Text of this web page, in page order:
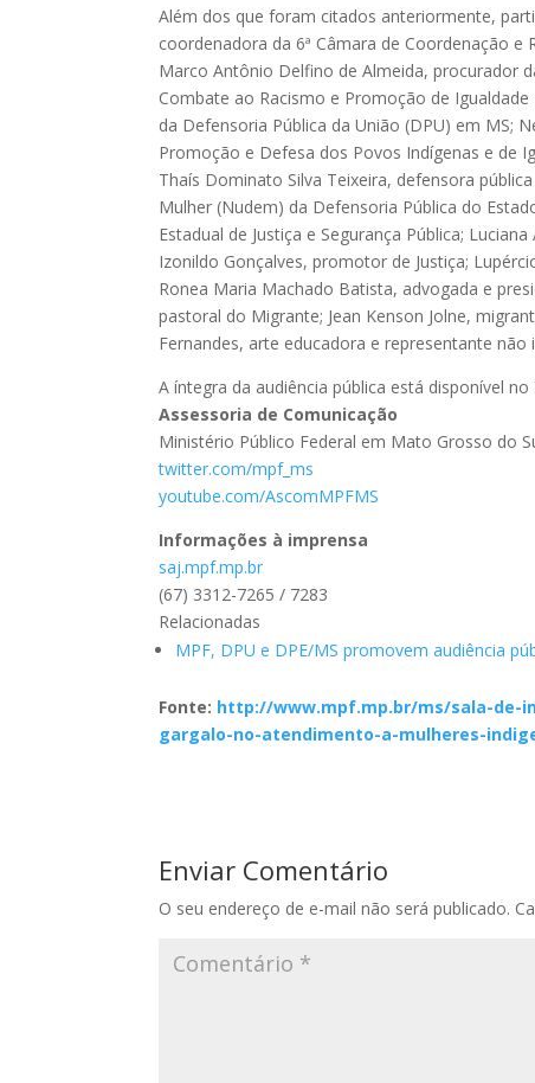
Além dos que foram citados anteriormente,
coordenadora da 6ª Câmara de Coordenação e
Marco Antônio Delfino de Almeida, procurador
Combate ao Racismo e Promoção de
da Defensoria Pública da União (DPU) em MS;
Promoção e Defesa dos Povos Indígenas e de
Thaís Dominato Silva Teixeira, defensora
Mulher (Nudem) da Defensoria Pública do
Estadual de Justiça e Segurança Pública;
Izonildo Gonçalves, promotor de Justiça;
Ronea Maria Machado Batista, advogada e
pastoral do Migrante; Jean Kenson Jolne,
Fernandes, arte educadora e representante não
A íntegra da audiência pública está disponível
Assessoria de Comunicação
Ministério Público Federal em Mato Grosso do
twitter.com/mpf_ms
youtube.com/AscomMPFMS
Informações à imprensa
saj.mpf.mp.br
(67) 3312-7265 / 7283
Relacionadas
MPF, DPU e DPE/MS promovem audiência
Fonte: http://www.mpf.mp.br/ms/sala-de-
gargalo-no-atendimento-a-mulheres-
Enviar Comentário
O seu endereço de e-mail não será publicado.